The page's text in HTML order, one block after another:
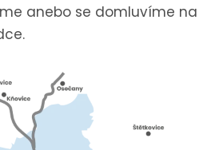
anebo se domluvíme na